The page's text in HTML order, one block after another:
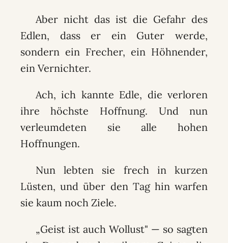
Aber nicht das ist die Gefahr des
Edlen, dass er ein Guter werde,
sondern ein Frecher, ein Höhnender,
ein Vernichter.
Ach, ich kannte Edle, die verloren
ihre höchste Hoffnung. Und nun
verleumdeten sie alle hohen
Hoffnungen.
Nun lebten sie frech in kurzen
Lüsten, und über den Tag hin warfen
sie kaum noch Ziele.
„Geist ist auch Wollust" — so sagten